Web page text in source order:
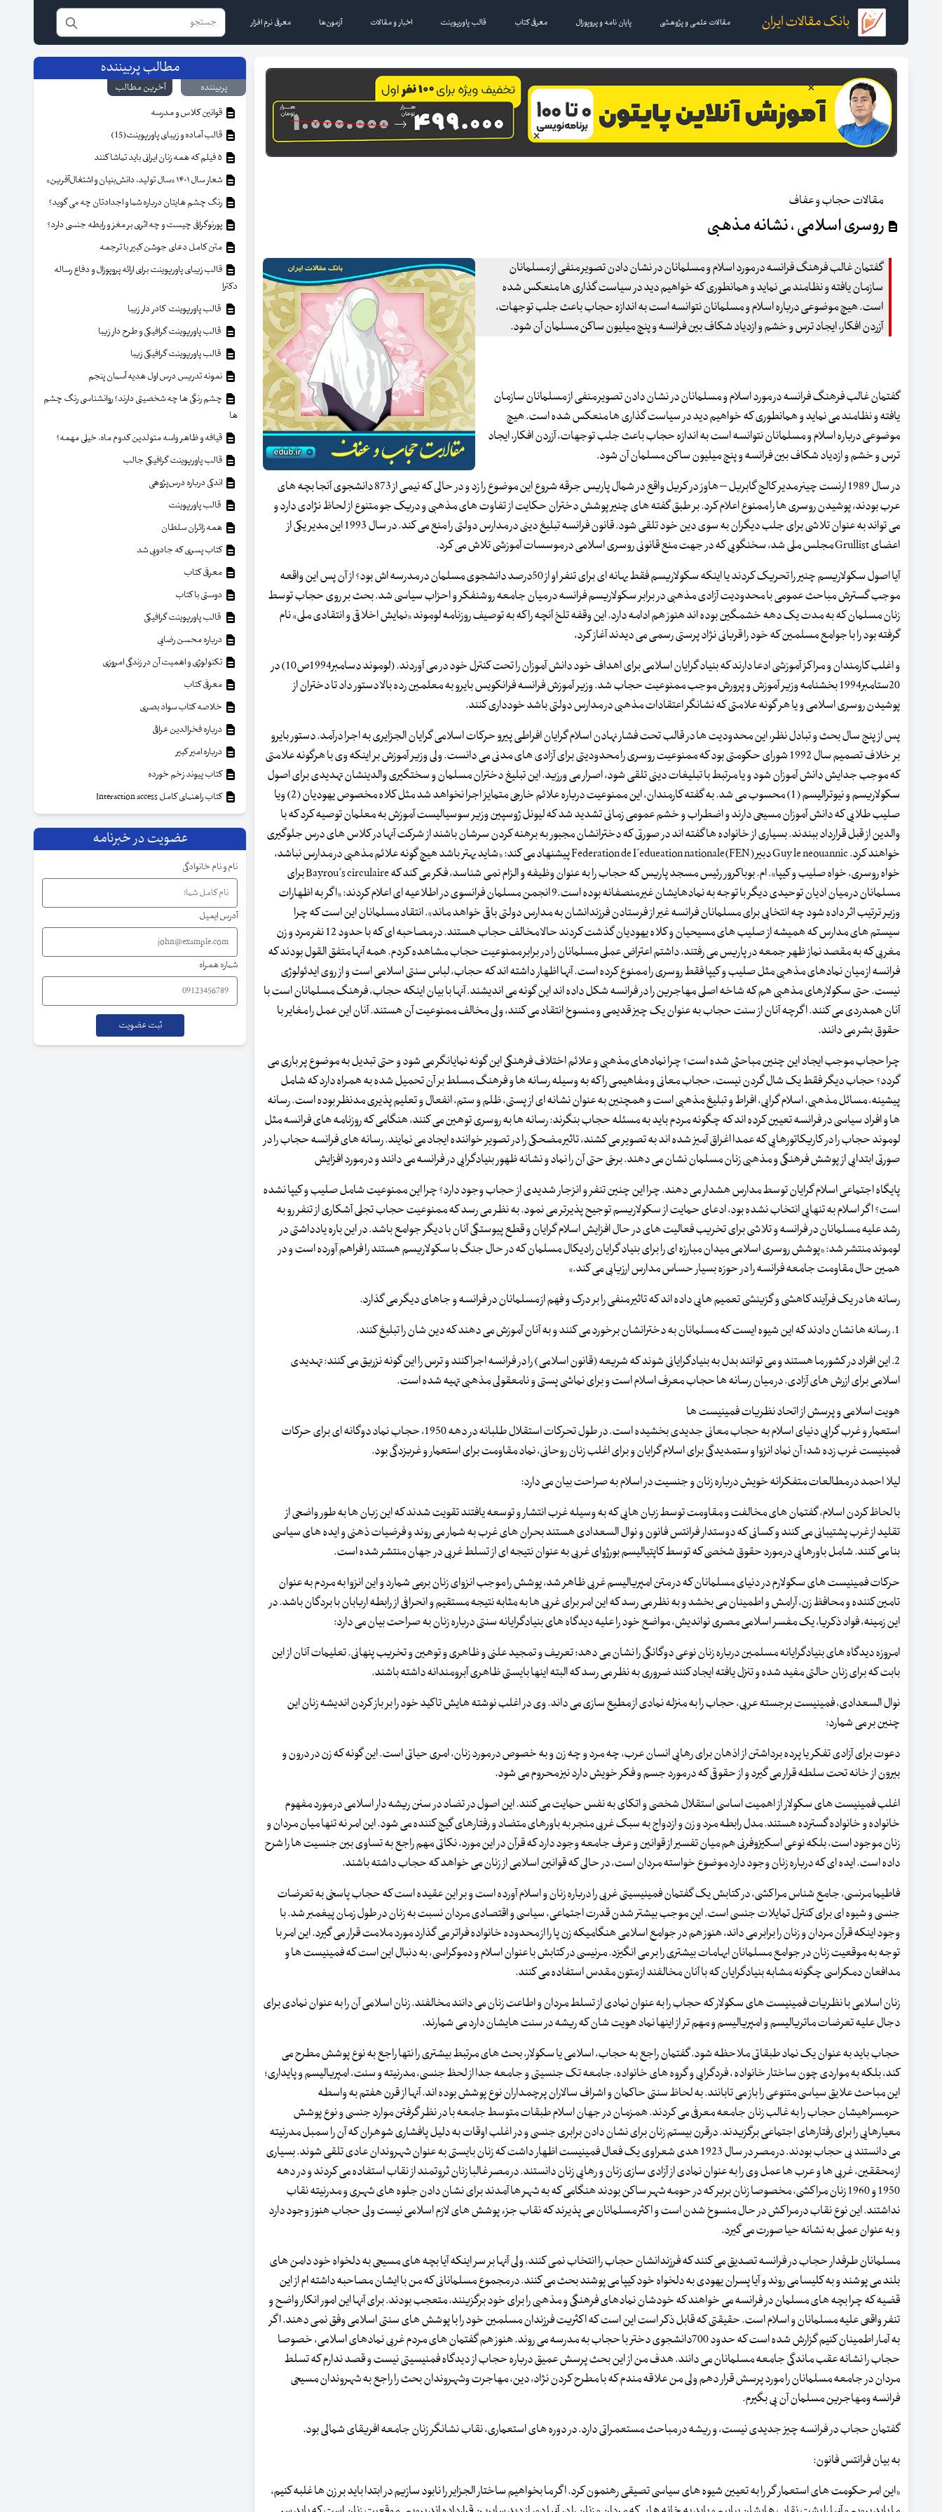
بانک مقالات ایران مقالات علمی و پژوهشی پایان نامه و پروپوزال معرفی کتاب قالب پاورپوینت اخبار و مقالات آزمون‌ها معرفی نرم افزار
مقالات حجاب و عفاف
روسری اسلامی ، نشانه مذهبی
گفتمان غالب فرهنگ فرانسه در مورد اسلام و مسلمانان در نشان دادن تصویر منفی از مسلمانان
سازمان یافته و نظامند می نماید و همانطوری که خواهیم دید در سیاست گذاری ها منعکس شده
است. هیچ موضوعی درباره اسلام و مسلمانان نتوانسه است به اندازه حجاب باعث جلب توجهات،
آزردن افکار، ایجاد ترس و خشم و ازدیاد شکاف بین فرانسه و پنچ میلیون ساکن مسلمان آن شود.
گفتمان غالب فرهنگ فرانسه در مورد اسلام و مسلمانان در نشان دادن تصویر منفی از مسلمانان سازمان
یافته و نظامند می نماید و همانطوری که خواهیم دید در سیاست گذاری ها منعکس شده است. هیچ
موضوعی درباره اسلام و مسلمانان نتوانسه است به اندازه حجاب باعث جلب توجهات، آزردن افکار، ایجاد
ترس و خشم و ازدیاد شکاف بین فرانسه و پنچ میلیون ساکن مسلمان آن شود.
در سال 1989 ارنست چینر مدیر کالج گابریل – هاوز در کریل واقع در شمال پاریس جرقه شروع این موضوع را زد و در حالی که نیمی از 873 دانشجوی آنجا بچه های
عرب بودند، پوشیدن روسری ها را ممنوع اعلام کرد. بر طبق گفته های چنیر پوشش دختران حکایت از تفاوت های مذهبی و دریک جو متنوع از لحاظ نژادی دارد و
می تواند به عنوان تلاشی برای جلب دیگران به سوی دین خود تلقی شود. قانون فرانسه تبلیغ دینی در مدارس دولتی را منع می کند. در سال 1993 این مدیر یکی از
اعضای Grullist مجلس ملی شد، سخنگویی که در جهت منع قانونی روسری اسلامی در موسسات آموزشی تلاش می کرد.
آیا اصول سکولاریسم چنیر را تحریک کردند یا اینکه سکولاریسم فقط بهانه ای برای تنفر او از 50درصد دانشجوی مسلمان در مدرسه اش بود؟ از آن پس این واقعه
موجب گسترش مباحث عمومی با محدودیت آزادی مذهبی در برابر سکولاریسم فرانسه در میان جامعه روشنفکر و احزاب سیاسی شد. بحث بر روی حجاب توسط
زنان مسلمان که به مدت یک دهه خشمگین بوده اند هنوز هم ادامه دارد. این وقفه تلخ آنچه را که به توصیف روزنامه لوموند «نمایش اخلاقی و انتقادی ملی» نام
گرفته بود را با جوامع مسلمین که خود را قربانی نژاد پرستی رسمی می دیدند آغاز کرد،
و اغلب کارمندان و مراکز آموزشی ادعا دارند که بنیاد گرایان اسلامی برای اهداف خود دانش آموزان را تحت کنترل خود در می آوردند. (لوموند دسامبر1994ص10) در
20ستامبر1994 بخشنامه وزیر آموزش و پرورش موجب ممنوعیت حجاب شد. وزیر آموزش فرانسه فرانکویس بایرو به معلمین رده بالا دستور داد تا دختران از
پوشیدن روسری اسلامی و یا هر گونه علامتی که نشانگر اعتقادات مذهبی در مدارس دولتی باشد خودداری کنند.
پس از پنج سال بحث و تبادل نظر، این محدودیت ها در قالب تحت فشار نهادن اسلام گرایان افراطی پیرو حرکات اسلامی گرایان الجزایری به اجرا درآمد. دستور بایرو
بر خلاف تصمیم سال 1992 شورای حکومتی بود که ممنوعیت روسری را محدودیتی برای آزادی های مدنی می دانست. ولی وزیر آموزش بر اینکه وی با هرگونه علامتی
که موجب جدایش دانش آموزان شود و یا مرتبط با تبلیغات دینی تلقی شود، اصرار می ورزید. این تبلیغ دختران مسلمان و سختگیری والدینشان تهدیدی برای اصول
سکولاریسم و نیوترالیسم (1) محسوب می شد. به گفته کارمندان، این ممنوعیت درباره علائم خارجی متمایز اجرا نخواهد شد مثل کلاه مخصوص یهودیان (2) ویا
صلیب طلایی که دانش آموزان مسیحی دارند و اضطراب و خشم عمومی زمانی تشدید شد که لیونل ژوسپین وزیر سوسیالیست آموزش به معلمان توصیه کرد که با
والدین از قبل قرارداد ببندند. بسیاری از خانواده ها گفته اند در صورتی که دخترانشان مجبور به برهنه کردن سرشان باشند از شرکت آنها در کلاس های درس جلوگیری
خواهند کرد. Guy le neouannic دبیر Federation de I"edueation nationale(FEN) پیشنهاد می کند: «شاید بهتر باشد هیچ گونه علائم مذهبی در مدارس نباشد،
خواه روسری، خواه صلیب و کیپا». ام. بوباکرور رئیس مسجد پاریس که حجاب را به عنوان وظیفه و الزام نمی شناسد، فکر می کند که Bayrou"s circulaire برای
مسلمانان در میان ادیان توحیدی دیگر با توجه به نمادهایشان غیر منصفانه بوده است.9 انجمن مسلمان فرانسوی در اطلاعیه ای اعلام کردند: «اگر به اظهارات
وزیر ترتیب اثر داده شود چه انتخابی برای مسلمانان فرانسه غیر از فرستادن فرزندانشان به مدارس دولتی باقی خواهد ماند». انتقاد مسلمانان این است که چرا
سیستم های مدارس که همیشه از صلیب های مسیحیان و کلاه یهودیان گذشت کردند حالا مخالف حجاب هستند. در مصاحبه ای که با حدود 12 نفر مرد و زن
مغربی که به مقصد نماز ظهر جمعه در پاریس می رفتند، داشتم اعتراض عملی مسلمانان را در برابر ممنوعیت حجاب مشاهده کردم. همه آنها متفق القول بودند که
فرانسه از میان نمادهای مذهبی مثل صلیب و کیپا فقط روسری را ممنوع کرده است. آنها اظهار داشته اند که حجاب، لباس سنتی اسلامی است و از روی ایدئولوژی
نیست. حتی سکولارهای مذهبی هم که شاخه اصلی مهاجرین را در فرانسه شکل داده اند این گونه می اندیشند. آنها با بیان اینکه حجاب، فرهنگ مسلمانان است با
آنان همدردی می کنند. اگرچه آنان از سنت حجاب به عنوان یک چیز قدیمی و منسوخ انتقاد می کنند، ولی مخالف ممنوعیت آن هستند. آنان این عمل را مغایر با
حقوق بشر می دانند.
چرا حجاب موجب ایجاد این چنین مباحثی شده است؟ چرا نمادهای مذهبی و علائم اختلاف فرهنگی این گونه نمایانگر می شود و حتی تبدیل به موضوع پر باری می
گردد؟ حجاب دیگر فقط یک شال گردن نیست، حجاب معانی و مفاهیمی را که به وسیله رسانه ها و فرهنگ مسلط بر آن تحمیل شده به همراه دارد که شامل
پیشینه، مسائل مذهبی، اسلام گرایی، افراط و تبلیغ مذهبی است و همچنین به عنوان نشانه ای از پستی، ظلم و ستم، انفعال و تعلیم پذیری مدنظر بوده است. رسانه
ها و افراد سیاسی در فرانسه تعیین کرده اند که چگونه مردم باید به مسئله حجاب بنگرند: رسانه ها به روسری توهین می کنند، هنگامی که روزنامه های فرانسه مثل
لوموند حجاب را در کاریکاتورهایی که عمدا اغراق آمیز شده اند به تصویر می کشند، تاثیر مضحکی را در تصویر خواننده ایجاد می نمایند. رسانه های فرانسه حجاب را در
صورتی ابتدایی از پوشش فرهنگی و مذهبی زنان مسلمان نشان می دهند. برخی حتی آن را نماد و نشانه ظهور بنیادگرایی در فرانسه می دانند و در مورد افزایش
پایگاه اجتماعی اسلام گرایان توسط مدارس هشدار می دهند. چرا این چنین تنفر و انزجار شدیدی از حجاب وجود دارد؟ چرا این ممنوعیت شامل صلیب و کیپا نشده
است؟ اگر اسلام به تنهایی انتخاب نشده بود، ادعای حمایت از سکولاریسم توجیح پذیرتر می نمود. به نظر می رسد که ممنوعیت حجاب تجلی آشکاری از تنفر رو به
رشد علیه مسلمانان در فرانسه و تلاشی برای تخریب فعالیت های در حال افزایش اسلام گرایان و قطع پیوستگی آنان با دیگر جوامع باشد. در این باره یادداشتی در
لوموند منتشر شد: «پوشش روسری اسلامی میدان مبارزه ای را برای بنیاد گرایان رادیکال مسلمان که در حال جنگ با سکولاریسم هستند را فراهم آورده است و در
همین حال مقاومت جامعه فرانسه را در حوزه بسیار حساس مدارس ارزیابی می کند.»
رسانه ها در یک فرآیند کاهشی و گزینشی تعمیم هایی داده اند که تاثیر منفی را بر درک و فهم از مسلمانان در فرانسه و جاهای دیگر می گذارد.
1. رسانه ها نشان دادند که این شیوه ایست که مسلمانان به دخترانشان برخورد می کنند و به آنان آموزش می دهند که دین شان را تبلیغ کنند.
2. این افراد در کشور ما هستند و می توانند بدل به بنیادگرایانی شوند که شریعه (قانون اسلامی) را در فرانسه اجرا کنند و ترس را این گونه نزریق می کنند: تهدیدی
اسلامی برای ازرش های آزادی. در میان رسانه ها حجاب معرف اسلام است و برای نماشی پستی و نامعقولی مذهبی تهیه شده است.
هویت اسلامی و پرسش از اتحاد نظریات فمینیست ها
استعمار و غرب گرایی دنیای اسلام به حجاب معانی جدیدی بخشیده است. در طول تحرکات استقلال طلبانه در دهه 1950، حجاب نماد دوگانه ای برای حرکات
فمینیست غرب زده شد؛ آن نماد انزوا و ستمدیدگی برای اسلام گرایان و برای اغلب زنان روحانی، نماد مقاومت برای استعمار و غربزدگی بود.
لیلا احمد در مطالعات متفکرانه خویش درباره زنان و جنسیت در اسلام به صراحت بیان می دارد:
با لحاظ کردن اسلام، گفتمان های مخالفت و مقاومت توسط زبان هایی که به وسیله غرب انتشار و توسعه یافتند تقویت شدند که این زبان ها به طور واضحی از
تقلید از غرب پشتیبانی می کنند و کسانی که دوستدار فرانتس فانون و نوال السعدادی هستند بحران های غرب به شمار می روند و فرضیات ذهنی و ایده های سیاسی
بنا می کنند. شامل باورهایی در مورد حقوق شخصی که توسط کاپتیالیسم بورژوای غربی به عنوان نتیجه ای از تسلط غربی در جهان منتشر شده است.
حرکات فمینیست های سکولارم در دنیای مسلمانان که در متن امپریالیسم غربی ظاهر شد، پوشش را موجب انزوای زنان برمی شمارد و این انزوا به مردم به عنوان
تامین کننده و محافظ زن، آرامش و اطمینان می بخشد و به نظر می رسد که این امر برای غربی ها به مثابه نتیجه مستقیم و انحرافی از رابطه اربابان با بردگان باشد. در
این زمینه، فواد ذکریا، یک مفسر اسلامی مصری نواندیش، مواضع خود را علیه دیدگاه های بنیادگرایانه سنتی درباره زنان به صراحت بیان می دارد:
امروزه دیدگاه های بنیادگرایانه مسلمین درباره زنان نوعی دوگانگی را نشان می دهد؛ تعریف و تمجید علنی و ظاهری و توهین و تخریب پنهانی. تعلیمات آنان از این
بابت که برای زنان حالتی مفید شده و تنزل یافته ایجاد کنند ضروری به نظر می رسد که البته اینها بایستی ظاهری آبرومندانه داشته باشند.
نوال السعدادی، فمینیست برجسته عربی، حجاب را به منزله نمادی از مطیع سازی می داند. وی در اغلب نوشته هایش تاکید خود را بر باز کردن اندیشه زنان این
چنین بر می شمارد:
دعوت برای آزادی تفکر یا پرده برداشتن از اذهان برای رهایی انسان عرب، چه مرد و چه زن و به خصوص در مورد زنان، امری حیاتی است. این گونه که زن در درون و
بیرون از خانه تحت سلطه قرار می گیرد و از حقوقی که در مورد جسم و فکر خویش دارد نیز محروم می شود.
اغلب فمینیست های سکولار از اهمیت اساسی استقلال شخصی و اتکای به نفس حمایت می کنند. این اصول در تضاد در سنن ریشه دار اسلامی در مورد مفهوم
خانواده و خانواده گسترده هستند. مدل رابطه مرد و زن و ازدواج به سبک غربی منجر به باورهای متضاد و رفتارهای گیج کننده می شود. این امر نه تنها میان مردان و
زنان موجود است، بلکه نوعی اسکیزوفرنی هم میان تفسیر از قوانین و عرف جامعه وجود دارد که قرآن در این مورد، نکاتی مهم راجع به تساوی بین جنسیت ها را شرح
داده است. ایده ای که درباره زنان وجود دارد موضوع خواسته مردان است، در حالی که قوانین اسلامی از زنان می خواهد که حجاب داشته باشند.
فاطیما مرنسی، جامع شناس مراکشی، در کتابش یک گفتمان فمینیسیتی غربی را درباره زنان و اسلام آورده است و بر این عقیده است که حجاب پاسخی به تعرضات
جنسی و شیوه ای برای کنترل تمایلات جنسی است. این موجب بیشتر شدن قدرت اجتماعی، سیاسی و اقتصادی مردان نسبت به زنان در طول زمان پیغمبر شد. با
وجود اینکه قرآن مردان و زنان را برابر می داند، هنوز هم در جوامع اسلامی هنگامیکه زن پا را از محدوده خانواده فراتر می گذارد مورد ملامت قرار می گیرد. این امر با
توجه به موقعیت زنان در جوامع مسلمانان ابهامات بیشتری را بر می انگیزد. مرنیسی در کتابش با عنوان اسلام و دموکراسی، به دنبال این است که فمینیست ها و
مدافعان دمکراسی چگونه مشابه بنیادگرایان که با آنان مخالفند از متون مقدس استفاده می کنند.
زنان اسلامی با نظریات فمینیست های سکولار که حجاب را به عنوان نمادی از تسلط مردان و اطاعت زنان می دانند مخالفند. زنان اسلامی آن را به عنوان نمادی برای
دجال علیه تعرضات ماتریالیسم و امپریالیسم و مهم تر از اینها نماد هویت شان که ریشه در سنت هایشان دارد می شمارند.
حجاب باید به عنوان یک نماد طبقاتی ملاحظه شود. گفتمان راجع به حجاب، اسلامی یا سکولار، بحث های مرتبط بیشتری را نتها راجع به نوع پوشش مطرح می
کند، بلکه به مواردی چون ساختار خانواده ، فردگرایی و گروه های خانواده، جامعه تک جنسیتی و جامعه جدا از لحظ جنسی، مدرنیته و سنت، امپریالیسم و پایداری؛
این مباحث علایق سیاسی متنوعی را باز می تابانند. به لحاظ سنتی حاکمان و اشراف سالاران پرچمداران نوع پوشش بوده اند. آنها از قرن هفتم به واسطه
حرمسراهیشان حجاب را به غالب زنان جامعه معرفی می کردند. همزمان در جهان اسلام طبقات متوسط جامعه با در نظر گرفتن موارد جنسی و نوع پوشش
معیارهایی را برای رفتارهای اجتماعی برگزیدند. درقرن بیستم زنان برای نشان دادن برابری جنسی و در اغلب اوقات به دلیل پافشاری شوهران که آن را سمبل مدرنیته
می دانستند بی حجاب بودند. در مصر در سال 1923 هدی شعراوی یک فعال فمینیست اظهار داشت که زنان بایستی به عنوان شهروندان عادی تلقی شوند. بسیاری
از محققین، غربی ها و عرب ها عمل وی را به عنوان نمادی از آزادی سازی زنان و رهایی زنان دانستند. در مصر غالبا زنان ثروتمند از نقاب استفاده می کردند و در دهه
1950 و 1960 زنان مراکشی، مخصوصا زنان بربر که در حومه شهر ساکن بودند هنگامی که به شهر ها آمدند برای نشان دادن جلوه های شهری و مدرنیته نقاب
نداشتند. این نوع نقاب در مراکش در حال منسوخ شدن است و اکثر مسلمانان می پذیرند که نقاب جزء پوشش های لازم اسلامی نیست ولی حجاب هنوز وجود دارد
و به عنوان عملی به نشانه حیا صورت می گیرد.
مسلمانان طرفدار حجاب در فرانسه تصدیق می کنند که فرزندانشان حجاب را انتخاب نمی کنند، ولی آنها بر سر اینکه آیا بچه های مسیحی به دلخواه خود دامن های
بلند می پوشند و به کلیسا می روند و آیا پسران یهودی به دلخواه خود کیپا می پوشند بحث می کنند. در مجموع مسلمانانی که من با ایشان مصاحبه داشته ام از این
قضیه که چرا بچه های مسلمان در فرانسه می خواهند که خودشان نمادهای فرهنگی و مذهبی را برای خود برگزینند، متعجب بودند. برای آنها این امور انکار واضح و
تنفر واقعی علیه مسلمانان و اسلام است. حقیقتی که قابل ذکر است این است که اکثریت فرزندان مسلمین خود را با پوشش های سنتی اسلامی وفق نمی دهند. اگر
به آمار اطمینان کنیم گزارش شده است که حدود 700دانشجوی دختر با حجاب به مدرسه می روند. هنوز هم گفتمان های مردم غربی نمادهای اسلامی، خصوصا
حجاب را نشانه عقب ماندگی جامعه مسلمانان می دانند. هدف من از این بحث پرسش عمیق درباره حجاب از دیدگاه فمنیسیتی نیست و قصد ندارم که تسلط
مردان در جامعه مسلمانان را مورد پرسش قرار دهم ولی من علاقه مندم که با مطرح کردن نژاد، دین، مهاجرت وشهروندان بحث را راجع به شهروندان مسیحی
فرانسه ومهاجرین مسلمان آن پی بگیرم.
گفتمان حجاب در فرانسه چیز جدیدی نیست، و ریشه در مباحث مستعمراتی دارد. در دوره های استعماری، نقاب نشانگر زنان جامعه افریقای شمالی بود.
به بیان فرانتس فانون:
«این امر حکومت های استعمار گر را به تعیین شیوه های سیاسی تصیقی رهنمون کرد. اگر ما بخواهیم ساختار الجزایر را نابود سازیم در ابتدا باید بر زن ها غلبه کنیم،
مطالب پربیننده
پربیننده
آخرین مطالب
قوانین کلاس و مدرسه
قالب آماده و زیبای پاورپوینت(15)
شعار سال ۱۴۰۱ «سال تولید، دانش‌بنیان و اشتغال‌آفرین»
رنگ چشم هایتان درباره شما و اجدادتان چه می گوید؟
پورنوگرافی چیست و چه اثری بر مغز و رابطه جنسی دارد؟
متن کامل دعای جوشن کبیر با ترجمه
قالب زیبای پاورپوینت برای ارائه پروپوزال و دفاع رساله
دکترا
قالب پاورپوینت کادر دار زیبا
قالب پاورپوینت گرافیکی و طرح دار زیبا
قالب پاورپوینت گرافیکی زیبا
نمونه تدریس درس اول هدیه آسمان پنجم
چشم رنگی ها چه شخصیتی دارند؟ روانشناسی رنگ چشم
ها
قیافه و ظاهر واسه متولدین کدوم ماه، خیلی مهمه؟
قالب پاورپوینت گرافیکی جالب
اندکی درباره درس‌پژوهی
قالب پاورپوینت
همه زائران سلطان
کتاب پسری که جادویی شد
معرفی کتاب
دوستی با کتاب
قالب پاورپوینت گرافیکی
درباره محسن رضایی
تکنولوژی و اهمیت آن در زندگی امروزی
معرفی کتاب
خلاصه کتاب سواد بصری
درباره فخرالدین عراقی
درباره امیر کبیر
کتاب پیوند زخم خورده
کتاب راهنمای کامل Interaction access
عضویت در خبرنامه
نام و نام خانوادگی
آدرس ایمیل
شماره همراه